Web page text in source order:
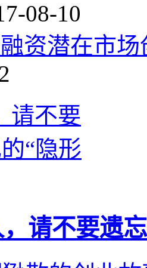
08-10
资潜在市场
请不要遗